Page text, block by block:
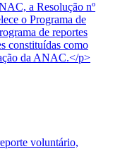
a Resolução nº
o Programa de
de reportes
constituídas como
da ANAC.</p>
voluntário,